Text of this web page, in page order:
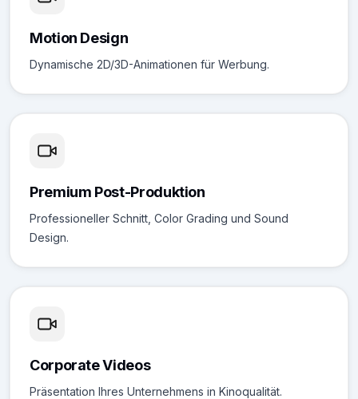
Motion Design
Dynamische 2D/3D-Animationen für Werbung.
Premium Post-Produktion
Professioneller Schnitt, Color Grading und Sound
Design.
Corporate Videos
Präsentation Ihres Unternehmens in Kinoqualität.